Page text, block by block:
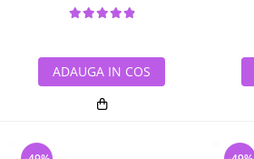
ADAUGA IN COS